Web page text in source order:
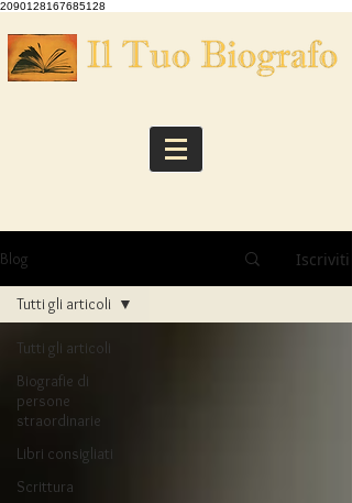
2090128167685128
Blog Iscriviti
Tutti gli articoli
Biografie di
persone
straordinarie
Libri consigliati
Scrittura
Tutti gli articoli